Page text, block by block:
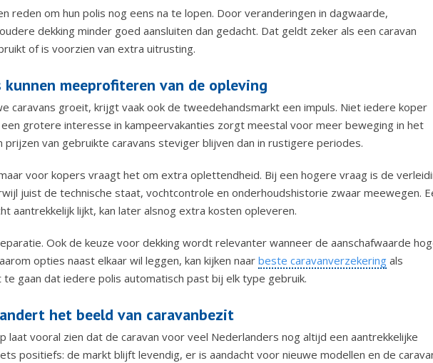
reden om hun polis nog eens na te lopen. Door veranderingen in dagwaarde,
dekking minder goed aansluiten dan gedacht. Dat geldt zeker als een caravan
of is voorzien van extra uitrusting.
kunnen meeprofiteren van de opleving
caravans groeit, krijgt vaak ook de tweedehandsmarkt een impuls. Niet iedere koper
grotere interesse in kampeervakanties zorgt meestal voor meer beweging in het
prijzen van gebruikte caravans steviger blijven dan in rustigere periodes.
voor kopers vraagt het om extra oplettendheid. Bij een hogere vraag is de
juist de technische staat, vochtcontrole en onderhoudshistorie zwaar meewegen.
aantrekkelijk lijkt, kan later alsnog extra kosten opleveren.
Ook de keuze voor dekking wordt relevanter wanneer de aanschafwaarde
opties naast elkaar wil leggen, kan kijken naar beste caravanverzekering als
gaan dat iedere polis automatisch past bij elk type gebruik.
het beeld van caravanbezit
laat vooral zien dat de caravan voor veel Nederlanders nog altijd een aantrekkelijke
positiefs: de markt blijft levendig, er is aandacht voor nieuwe modellen en de